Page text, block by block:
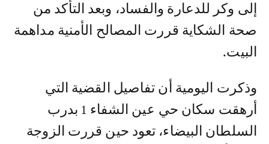
إلى وكر للدعارة والفساد، وبعد التأكد من
صحة الشكاية قررت المصالح الأمنية مداهمة
البيت.
وذكرت اليومية أن تفاصيل القضية التي
أرهقت سكان حي عين الشفاء 1 بدرب
السلطان البيضاء، تعود حين قررت الزوجة